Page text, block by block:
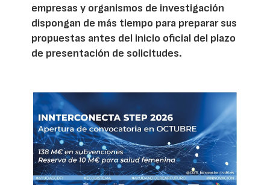
empresas y organismos de investigación
dispongan de más tiempo para preparar sus
propuestas antes del inicio oficial del plazo
de presentación de solicitudes.